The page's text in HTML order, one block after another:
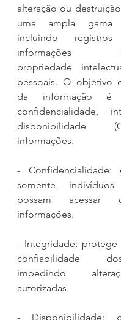
alteração ou
uma ampla gama
incluindo registros
informações
propriedade
pessoais. O objetivo
da informação é
confidencialidade,
disponibilidade
informações.
- Confidencialidade:
somente indivíduos
possam acessar
informações.
- Integridade: protege
confiabilidade
impedindo
autorizadas.
- Disponibilidade: